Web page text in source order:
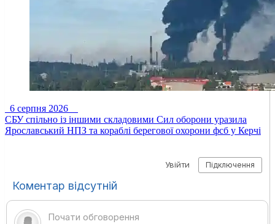
6 серпня 2026
СБУ спільно із іншими складовими Сил оборони уразила
Ярославський НПЗ та кораблі берегової охорони фсб у Керчі